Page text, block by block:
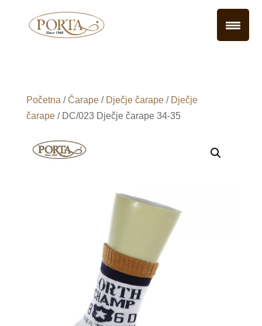
Početna /Čarape/ Dječje čarape/ Dječje
čarape/ DC/023 Dječje čarape 34-35